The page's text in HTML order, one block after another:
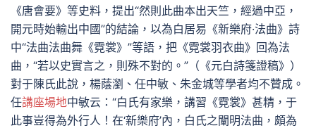
《唐會要》等史料，提出“然則此曲本出天竺，經過中亞，
開元時始輸出中國”的結論，以為白居易《新樂府·法曲》詩
中“法曲法曲舞《霓裳》”等語，把《霓裳羽衣曲》回為法
曲，“若以史實言之，則殊不對的。”（《元白詩箋證稿》）
對于陳氏此說，楊蔭瀏、任中敏、朱金城等學者均不贊成。
任講座場地中敏云：“白氏有家樂，講習《霓裳》甚精，于
此事豈得為外行人！在‘新樂府’內，白氏之闡明法曲，頗為